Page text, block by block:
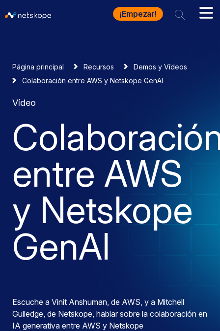
¡Empezar!
Página principal Recursos
Demos y Vídeos
Colaboración entre AWS y Netskope GenAI
Vídeo
entre AWS
y Netskope
GenAI
Escuche a Vinit Anshuman, de AWS, y a Mitchell
Gulledge, de Netskope, hablar sobre la colaboración en
IA generativa entre AWS y Netskope